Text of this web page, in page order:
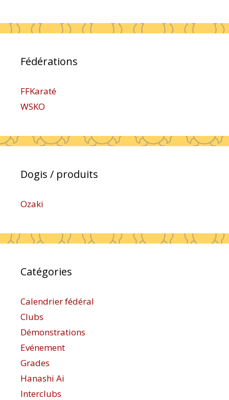
Fédérations
FFKaraté
WSKO
Dogis / produits
Ozaki
Catégories
Calendrier fédéral
Clubs
Démonstrations
Evénement
Grades
Hanashi Ai
Interclubs